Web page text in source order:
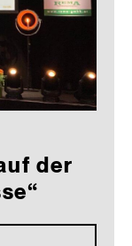
der